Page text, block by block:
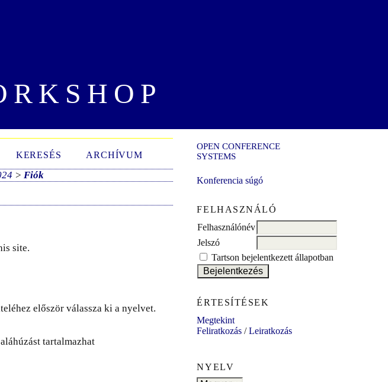
OPEN CONFERENCE
SYSTEMS
Konferencia súgó
FELHASZNÁLÓ
Felhasználónév
Jelszó
Tartson bejelentkezett állapotban
ÉRTESÍTÉSEK
Megtekint
Feliratkozás /Leiratkozás
NYELV
KERESÉS ARCHÍVUM
>Fiók
site.
először válassza ki a nyelvet.
tartalmazhat